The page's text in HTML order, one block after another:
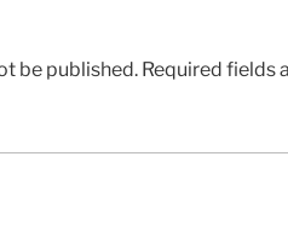
be published. Required fields